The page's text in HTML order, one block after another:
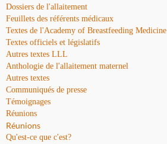
Dossiers de l'allaitement
Feuillets des référents médicaux
Textes de l'Academy of Breastfeeding Medicine
Textes officiels et législatifs
Autres textes LLL
Anthologie de l'allaitement maternel
Autres textes
Communiqués de presse
Témoignages
Réunions
Réunions
Qu'est-ce que c'est?